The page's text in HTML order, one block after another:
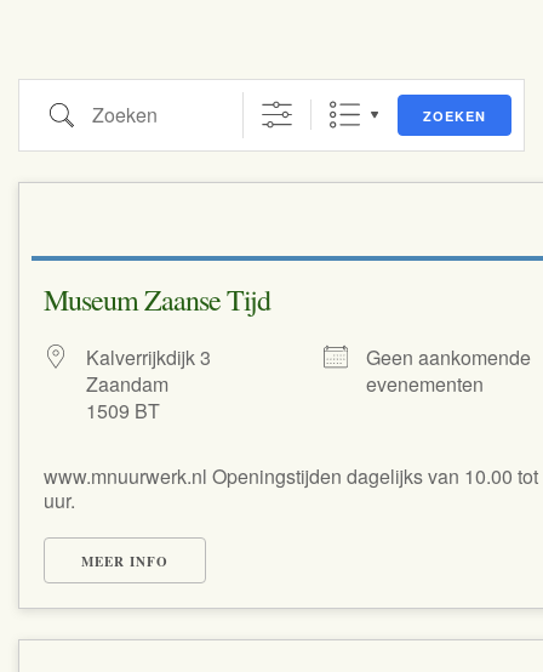
Zoeken ZOEKEN
Museum Zaanse Tijd
Kalverrijkdijk 3
Zaandam
1509 BT
Geen aankomende
evenementen
www.mnuurwerk.nl Openingstijden dagelijks van 10.00
uur.
MEER INFO